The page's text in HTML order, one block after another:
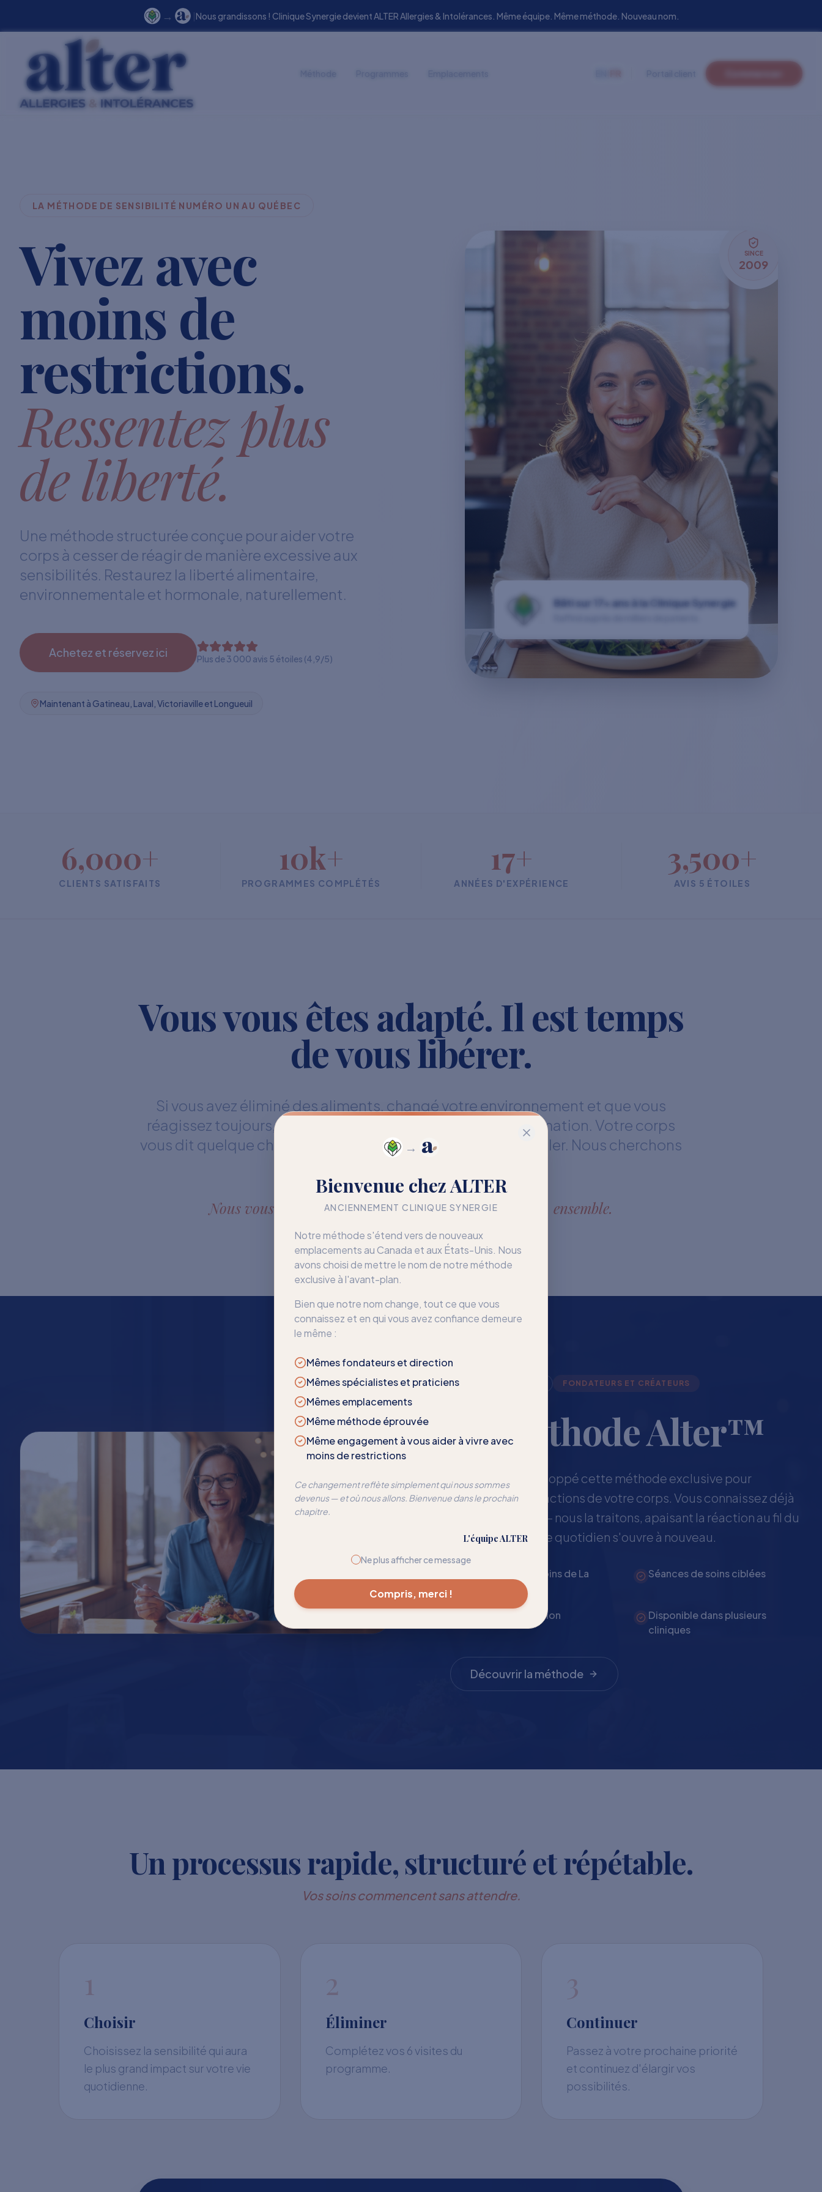
→
Bienvenue chez ALTER
ANCIENNEMENT CLINIQUE SYNERGIE
Notre méthode s'étend vers de nouveaux
emplacements au Canada et aux États-Unis. Nous
avons choisi de mettre le nom de notre méthode
exclusive à l'avant-plan.
Bien que notre nom change, tout ce que vous
connaissez et en qui vous avez confiance demeure
le même :
Mêmes fondateurs et direction
Mêmes spécialistes et praticiens
Mêmes emplacements
Même méthode éprouvée
Même engagement à vous aider à vivre avec
moins de restrictions
Ce changement reflète simplement qui nous sommes
devenus — et où nous allons. Bienvenue dans le prochain
chapitre.
L'équipe ALTER
Ne plus afficher ce message
Compris, merci !
→ |Nous grandissons ! Clinique Synergie devient ALTER Allergies & Intolérances. Même équipe. Même méthode. Nouveau nom.
LA MÉTHODE DE SENSIBILITÉ NUMÉRO UN AU QUÉBEC
Vivez avec
moins de
restrictions.
Ressentez plus
de liberté.
Une méthode structurée conçue pour aider votre
corps à cesser de réagir de manière excessive aux
sensibilités. Restaurez la liberté alimentaire,
environnementale et hormonale, naturellement.
Achetez et réservez ici Plus de 3 000 avis 5 étoiles (4,9/5)
Maintenant à Gatineau, Laval, Victoriaville et Longueuil
SINCE
2009
Bâti sur 17+ ans à la Clinique Synergie
6,000+
CLIENTS SATISFAITS
10k+
PROGRAMMES COMPLÉTÉS
17+
ANNÉES D'EXPÉRIENCE
3,500+
AVIS 5 ÉTOILES
Vous vous êtes adapté. Il est temps
de vous libérer.
Si vous avez éliminé des aliments, changé votre environnement et que vous
réagissez toujours, ce n'est pas un échec — c'est une information. Votre corps
vous dit quelque chose que l'évitement seul ne peut pas régler. Nous cherchons
Nous vous aidons à passer de la restriction à la liberté, ensemble.
FONDATEURS ET CRÉATEURS
La Méthode Alter™
Nous avons développé cette méthode exclusive pour
rééduquer les réactions de votre corps. Vous connaissez déjà
votre sensibilité — nous la traitons, apaisant la réaction au fil du
temps pour que le quotidien s'ouvre à nouveau.
Spécialistes en soins de La
Méthode Alter™
Séances de soins ciblées
Suivi de progression
Disponible dans plusieurs
cliniques
Découvrir la méthode
Un processus rapide, structuré et répétable.
Vos soins commencent sans attendre.
1
Choisir
Choisissez la sensibilité qui aura
le plus grand impact sur votre vie
quotidienne.
2
Éliminer
Complétez vos 6 visites du
programme.
3
Continuer
Passez à votre prochaine priorité
et continuez d'élargir vos
possibilités.